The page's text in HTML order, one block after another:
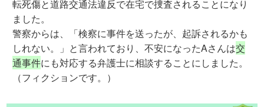
転死傷と道路交通法違反で在宅で捜査されることになり
ました。
警察からは、「検察に事件を送ったが、起訴されるかも
しれない。」と言われており、不安になったAさんは交
通事件にも対応する弁護士に相談することにしました。
（フィクションです。）